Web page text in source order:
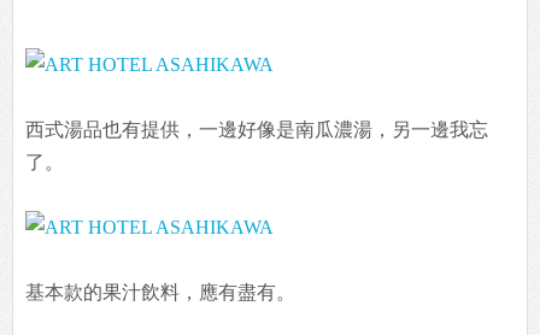
西式湯品也有提供，一邊好像是南瓜濃湯，另一邊我忘
了。
基本款的果汁飲料，應有盡有。